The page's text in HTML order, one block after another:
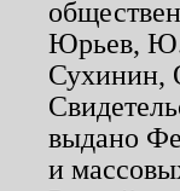
Юрьев,
Сухинин,
выдано
и